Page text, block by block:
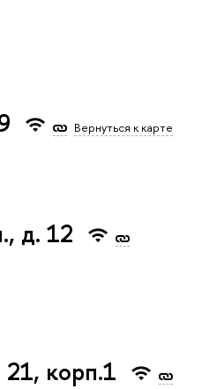
Вернуться к карте
д. 12
корп.1